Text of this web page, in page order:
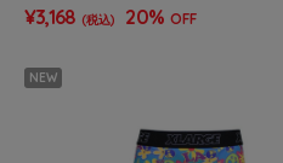
¥3,168 (税込) 20% OFF
NEW